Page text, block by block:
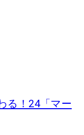
る！24「マー